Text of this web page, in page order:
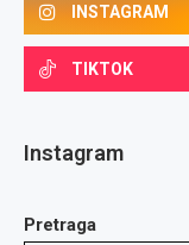
INSTAGRAM
TIKTOK
Instagram
Pretraga